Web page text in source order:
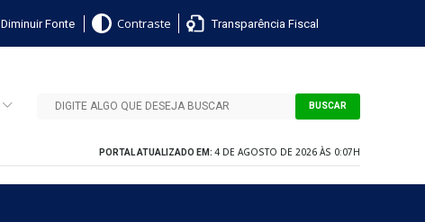
Diminuir Fonte Contraste Transparência Fiscal
BUSCAR
PORTAL ATUALIZADO EM: 4 DE AGOSTO DE 2026 ÀS 0:07H